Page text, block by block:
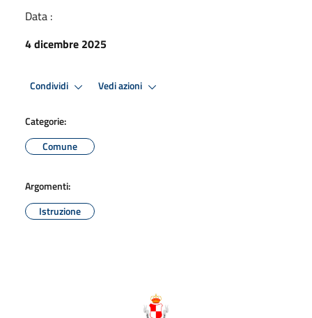
Data :
4 dicembre 2025
Condividi Vedi azioni
Categorie:
Comune
Argomenti:
Istruzione